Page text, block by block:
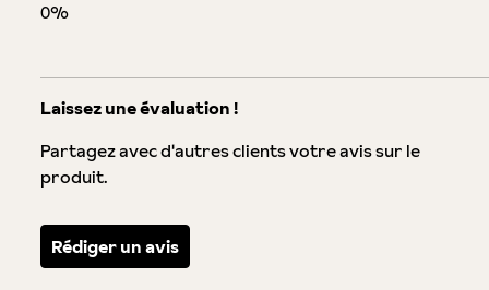
0%
Laissez une évaluation !
Partagez avec d'autres clients votre avis sur le
produit.
Rédiger un avis